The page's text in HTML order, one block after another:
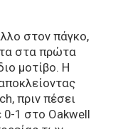
στον πάγκο,
στα πρώτα
μοτίβο. Η
πριν πέσει
0-1 στο Oakwell